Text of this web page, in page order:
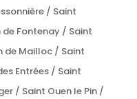
/ Saint
Fontenay / Saint
de Mailloc / Saint
Entrées / Saint
/ Saint Ouen le Pin /